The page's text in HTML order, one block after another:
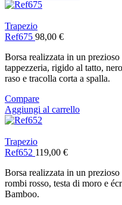
Trapezio
Ref675 98,00 €
Borsa realizzata in un
tappezzeria, rigido al tatto,
raso e tracolla corta a spalla.
Compare
Aggiungi al carrello
Trapezio
Ref652 119,00 €
Borsa realizzata in un prezioso
rombi rosso, testa di moro e
Bamboo.